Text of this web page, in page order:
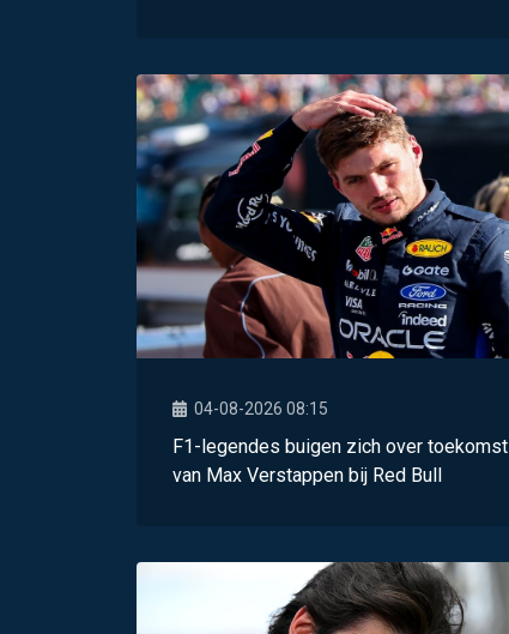
04-08-2026 08:15
F1-legendes buigen zich over toekomst
van Max Verstappen bij Red Bull